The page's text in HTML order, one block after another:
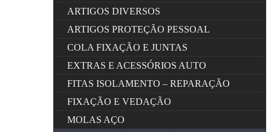
ARTIGOS DIVERSOS
ARTIGOS PROTEÇÃO PESSOAL
COLA FIXAÇÃO E JUNTAS
EXTRAS E ACESSÓRIOS AUTO
FITAS ISOLAMENTO – REPARAÇÃO
FIXAÇÃO E VEDAÇÃO
MOLAS AÇO